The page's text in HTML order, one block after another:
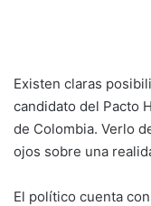
Existen claras
candidato del Pacto
de Colombia. Verlo
ojos sobre una
El político cuenta